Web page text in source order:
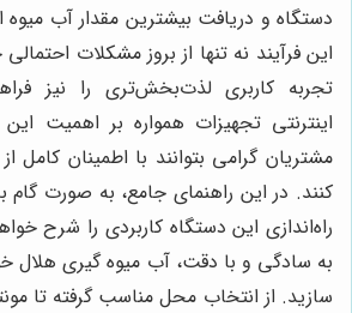
دستگاه و دریافت بیشترین مقدار آب میوه
این فرآیند نه تنها از بروز مشکلات
تجربه کاربری لذت‌بخش‌تری را نیز
اینترنتی تجهیزات همواره بر اهمیت این
مشتریان گرامی بتوانند با اطمینان کامل
کنند. در این راهنمای جامع، به صورت
راه‌اندازی این دستگاه کاربردی را شرح
به سادگی و با دقت، آب میوه گیری هلال
سازید. از انتخاب محل مناسب گرفته تا